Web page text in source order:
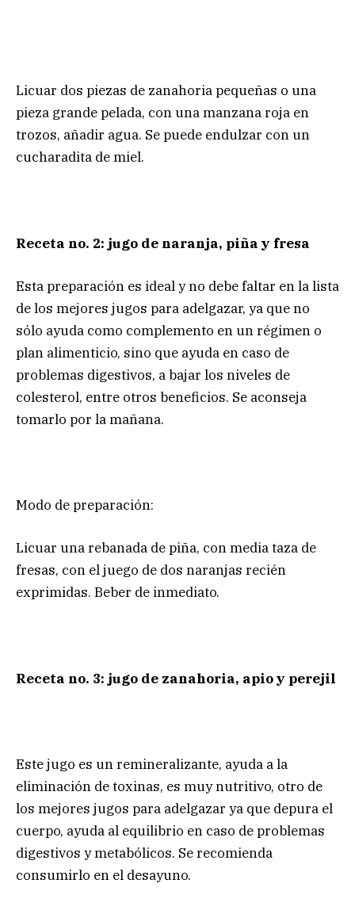
Licuar dos piezas de zanahoria pequeñas o una
pieza grande pelada, con una manzana roja en
trozos, añadir agua. Se puede endulzar con un
cucharadita de miel.
Receta no. 2: jugo de naranja, piña y fresa
Esta preparación es ideal y no debe faltar en la lista
de los mejores jugos para adelgazar, ya que no
sólo ayuda como complemento en un régimen o
plan alimenticio, sino que ayuda en caso de
problemas digestivos, a bajar los niveles de
colesterol, entre otros beneficios. Se aconseja
tomarlo por la mañana.
Modo de preparación:
Licuar una rebanada de piña, con media taza de
fresas, con el juego de dos naranjas recién
exprimidas. Beber de inmediato.
Receta no. 3: jugo de zanahoria, apio y perejil
Este jugo es un remineralizante, ayuda a la
eliminación de toxinas, es muy nutritivo, otro de
los mejores jugos para adelgazar ya que depura el
cuerpo, ayuda al equilibrio en caso de problemas
digestivos y metabólicos. Se recomienda
consumirlo en el desayuno.